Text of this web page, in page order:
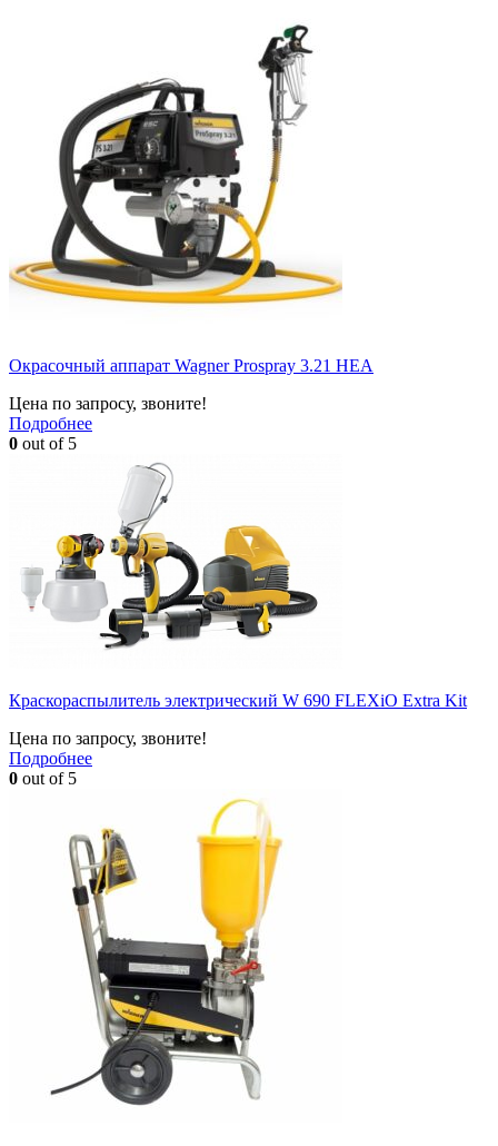
Окрасочный аппарат Wagner Prospray 3.21 HEA
Цена по запросу, звоните!
Подробнее
0 out of 5
Краскораспылитель электрический W 690 FLEXiO Extra Kit
Цена по запросу, звоните!
Подробнее
0 out of 5